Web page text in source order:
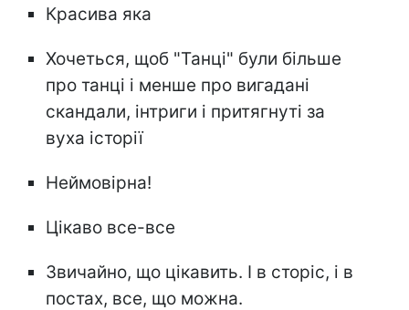
Красива яка
Хочеться, щоб "Танці" були більше
про танці і менше про вигадані
скандали, інтриги і притягнуті за
вуха історії
Неймовірна!
Цікаво все-все
Звичайно, що цікавить. І в сторіс, і в
постах, все, що можна.